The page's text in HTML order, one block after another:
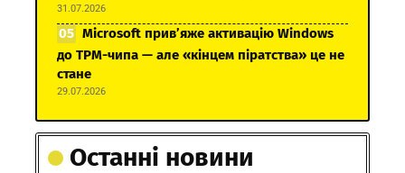
31.07.2026
Microsoft прив’яже активацію Windows
до TPM-чипа — але «кінцем піратства» це не
стане
29.07.2026
Останні новини